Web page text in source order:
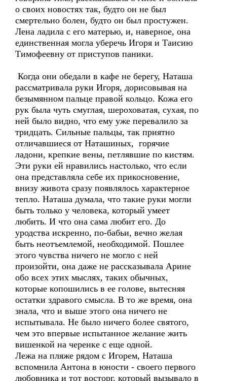
о своих новостях так, будто он не был
смертельно болен, будто он был простужен.
Лена ладила с его матерью, и, наверное, она
единственная могла уберечь Игоря и Таисию
Тимофеевну от приступов паники.
Когда они обедали в кафе не берегу, Наташа
рассматривала руки Игоря, дорисовывая на
безымянном пальце правой кольцо. Кожа его
рук была чуть смуглая, шероховатая, сухая, по
ней было видно, что ему уже перевалило за
тридцать. Сильные пальцы, так приятно
отличавшиеся от Наташиных, горячие
ладони, крепкие вены, петлявшие по кистям.
Эти руки ей нравились настолько, что если
она представляла себе их прикосновение,
внизу живота сразу появлялось характерное
тепло. Наташа думала, что такие руки могли
быть только у человека, который умеет
любить. И что она сама любит его. До
уродства искренно, по-бабьи, вечно желая
быть неотъемлемой, необходимой. Пошлее
этого чувства ничего не могло с ней
произойти, она даже не рассказывала Арине
обо всех этих мыслях, таких обычных,
которые копошились в ее голове, вытесняя
остатки здравого смысла. В то же время, она
знала, что и выше этого она ничего не
испытывала. Не было ничего более святого,
чем это впервые испытанное желание жить
вишенкой на черенке с еще одной.
Лежа на пляже рядом с Игорем, Наташа
вспомнила Антона в юности - своего первого
любовника и тот восторг, который вызывало в